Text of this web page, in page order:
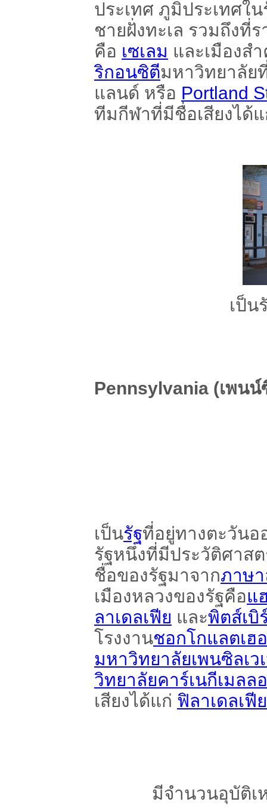
ประเทศ ภูมิประเทศใ
ชายฝั่งทะเล รวมถึงที่
คือ เซเลม และเมืองส
ริกอนซิตีมหาวิทยาลัย
แลนด์ หรือ Portland
ทีมกีฬาที่มีชื่อเสียงได้
เป็น
Pennsylvania (เพนน์
เป็นรัฐที่อยู่ทางตะวันอ
รัฐหนึ่งที่มีประวัติศาส
ชื่อของรัฐมาจากภาษ
เมืองหลวงของรัฐคือแ
ลาเดลเฟีย และพิตส์เบิ
โรงงานชอกโกแลตเฮ
มหาวิทยาลัยเพนซิลเว
วิทยาลัยคาร์เนกีเมลล
เสียงได้แก่ ฟิลาเดลเฟี
มีจำนวนอุบัติเ